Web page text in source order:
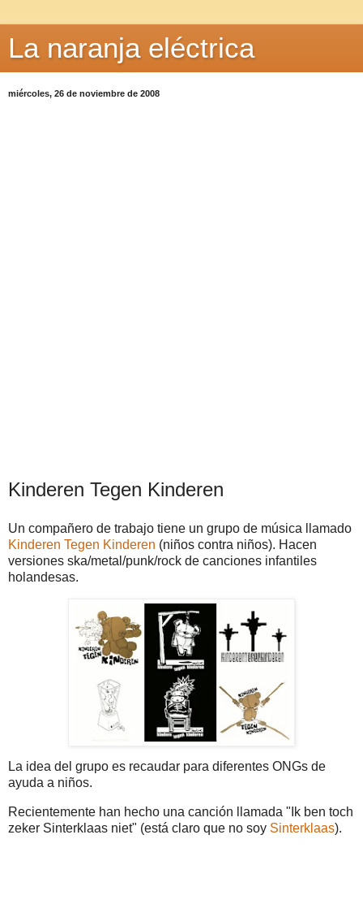
La naranja eléctrica
miércoles, 26 de noviembre de 2008
Kinderen Tegen Kinderen
Un compañero de trabajo tiene un grupo de música llamado
Kinderen Tegen Kinderen (niños contra niños). Hacen
versiones ska/metal/punk/rock de canciones infantiles
holandesas.
La idea del grupo es recaudar para diferentes ONGs de
ayuda a niños.
Recientemente han hecho una canción llamada "Ik ben toch
zeker Sinterklaas niet" (está claro que no soy Sinterklaas).